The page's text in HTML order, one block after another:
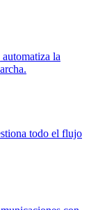
la
todo el flujo